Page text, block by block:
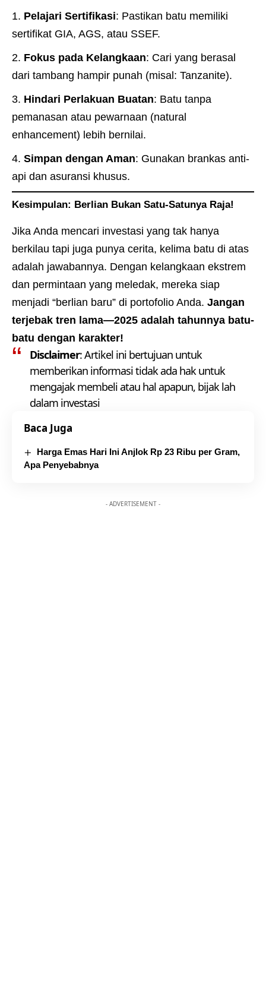
Pelajari Sertifikasi: Pastikan batu memiliki
sertifikat GIA, AGS, atau SSEF.
Fokus pada Kelangkaan: Cari yang berasal
dari tambang hampir punah (misal: Tanzanite).
Hindari Perlakuan Buatan: Batu tanpa
pemanasan atau pewarnaan (natural
enhancement) lebih bernilai.
Simpan dengan Aman: Gunakan brankas anti-
api dan asuransi khusus.
Kesimpulan: Berlian Bukan Satu-Satunya Raja!
Jika Anda mencari investasi yang tak hanya
berkilau tapi juga punya cerita, kelima batu di atas
adalah jawabannya. Dengan kelangkaan ekstrem
dan permintaan yang meledak, mereka siap
menjadi “berlian baru” di portofolio Anda. Jangan
terjebak tren lama—2025 adalah tahunnya batu-
batu dengan karakter!
Disclaimer: Artikel ini bertujuan untuk
memberikan informasi tidak ada hak untuk
mengajak membeli atau hal apapun, bijak lah
dalam investasi
Baca Juga
Harga Emas Hari Ini Anjlok Rp 23 Ribu per Gram,
Apa Penyebabnya
- ADVERTISEMENT -